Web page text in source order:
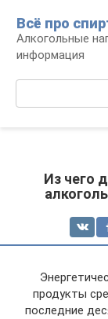
контенту
Всё про
Алкогольные
информация
Из чего
продукты
последние